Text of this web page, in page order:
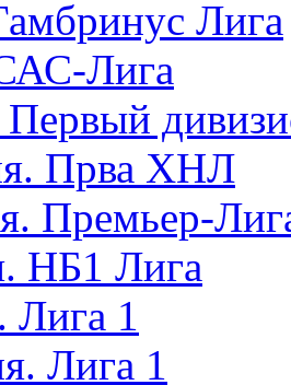
Лига
Лига
Прва ХНЛ
Премьер-
НБ1 Лига
1
Лига 1